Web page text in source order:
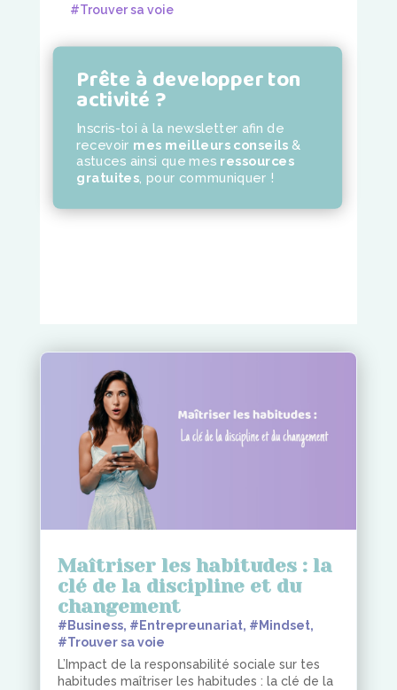
#Trouver sa voie
Prête à developper ton
activité ?
Inscris-toi à la newsletter afin de
recevoir mes meilleurs conseils &
astuces ainsi que mes ressources
gratuites pour communiquer !
Maîtriser les habitudes : la
clé de la discipline et du
changement
#Business, #Entrepreunariat, #Mindset,
#Trouver sa voie
L’Impact de la responsabilité sociale sur tes
habitudes maîtriser les habitudes : la clé de la